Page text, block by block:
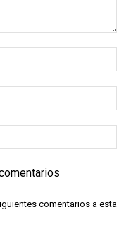
comentarios a esta